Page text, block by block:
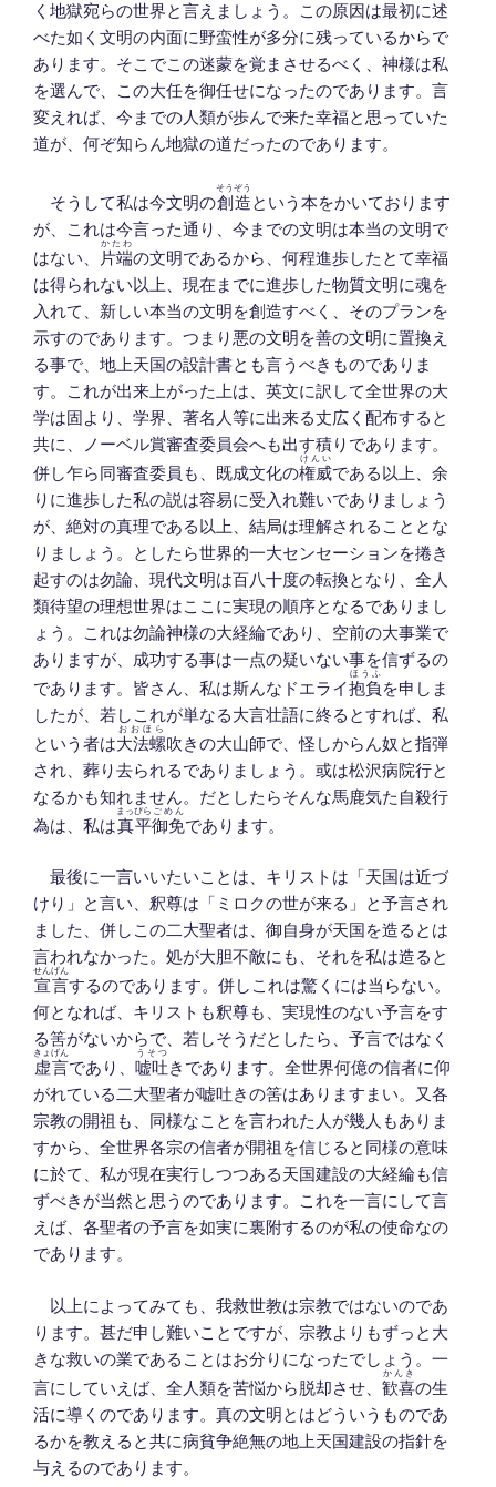
く地獄宛らの世界と言えましょう。この原因は最初に述
べた如く文明の内面に野蛮性が多分に残っているからで
あります。そこでこの迷蒙を覚まさせるべく、神様は私
を選んで、この大任を御任せになったのであります。言
変えれば、今までの人類が歩んで来た幸福と思っていた
道が、何ぞ知らん地獄の道だったのであります。
そうして私は今文明の創造
そうぞう
という本をかいております
が、これは今言った通り、今までの文明は本当の文明で
はない、
片端
かたわ
の文明であるから、何程進歩したとて幸福
は得られない以上、現在までに進歩した物質文明に魂を
入れて、新しい本当の文明を創造すべく、そのプランを
示すのであります。つまり悪の文明を善の文明に置換え
る事で、地上天国の設計書とも言うべきものでありま
す。これが出来上がった上は、英文に訳して全世界の大
学は固より、学界、著名人等に出来る丈広く配布すると
共に、ノーベル賞審査委員会へも出す積りであります。
併し乍ら同審査委員も、既成文化の権威
けんい
である以上、余
りに進歩した私の説は容易に受入れ難いでありましょう
が、絶対の真理である以上、結局は理解されることとな
りましょう。としたら世界的一大センセーションを捲き
起すのは勿論、現代文明は百八十度の転換となり、全人
類待望の理想世界はここに実現の順序となるでありまし
ょう。これは勿論神様の大経綸であり、空前の大事業で
ありますが、成功する事は一点の疑いない事を信ずるの
であります。皆さん、私は斯んなドエライ抱負
ほうふ
を申しま
したが、若しこれが単なる大言壮語に終るとすれば、私
という者は大法螺
おおほら
吹きの大山師で、怪しからん奴と指弾
され、葬り去られるでありましょう。或は松沢病院行と
なるかも知れません。だとしたらそんな馬鹿気た自殺行
為は、私は真平
まっぴら
御免
ごめん
であります。
最後に一言いいたいことは、キリストは「天国は近づ
けり」と言い、釈尊は「ミロクの世が来る」と予言され
ました、併しこの二大聖者は、御自身が天国を造るとは
言われなかった。処が大胆不敵にも、それを私は造ると
宣言
せんげん
するのであります。併しこれは驚くには当らない。
何となれば、キリストも釈尊も、実現性のない予言をす
る筈がないからで、若しそうだとしたら、予言ではなく
虚言
きょげん
であり、 嘘吐
うそつ
きであります。全世界何億の信者に仰
がれている二大聖者が嘘吐きの筈はありますまい。又各
宗教の開祖も、同様なことを言われた人が幾人もありま
すから、全世界各宗の信者が開祖を信じると同様の意味
に於て、私が現在実行しつつある天国建設の大経綸も信
ずべきが当然と思うのであります。これを一言にして言
えば、各聖者の予言を如実に裏附するのが私の使命なの
であります。
以上によってみても、我救世教は宗教ではないのであ
ります。甚だ申し難いことですが、宗教よりもずっと大
きな救いの業であることはお分りになったでしょう。一
言にしていえば、全人類を苦悩から脱却させ、 歓喜
かんき
の生
活に導くのであります。真の文明とはどういうものであ
るかを教えると共に病貧争絶無の地上天国建設の指針を
与えるのであります。